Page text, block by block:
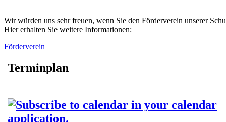
Wir würden uns sehr freuen, wenn Sie den Förderverein unserer
Hier erhalten Sie weitere Informationen:
Förderverein
Terminplan